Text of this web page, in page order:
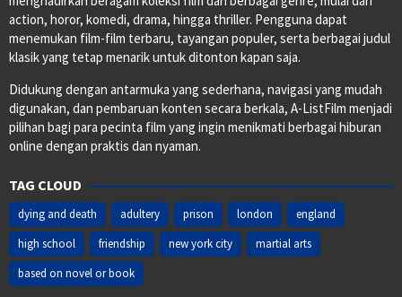
action, horor, komedi, drama, hingga thriller. Pengguna dapat
menemukan film-film terbaru, tayangan populer, serta berbagai judul
klasik yang tetap menarik untuk ditonton kapan saja.
Didukung dengan antarmuka yang sederhana, navigasi yang mudah
digunakan, dan pembaruan konten secara berkala, A-ListFilm menjadi
pilihan bagi para pecinta film yang ingin menikmati berbagai hiburan
online dengan praktis dan nyaman.
TAG CLOUD
dying and death adultery prison london
england
high school
friendship new york city
martial arts
based on novel or book